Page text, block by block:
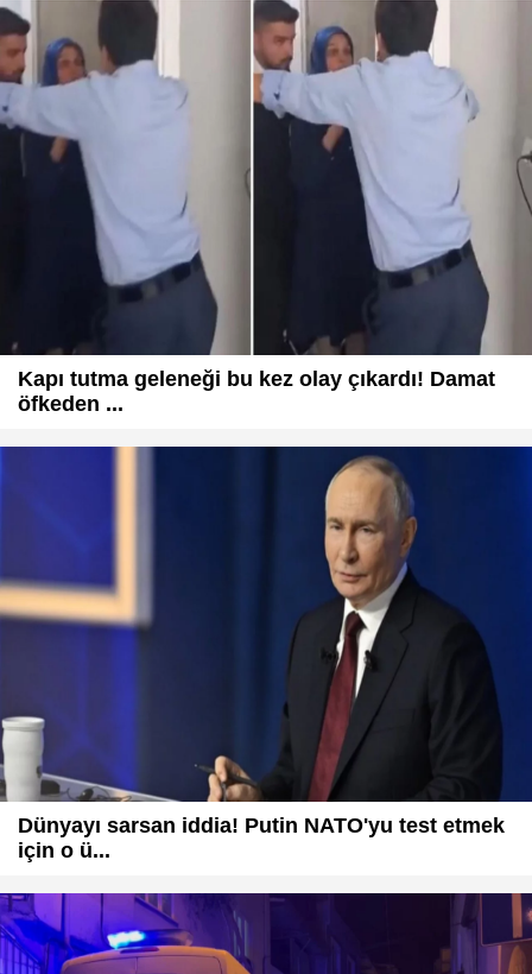
Kapı tutma geleneği bu kez olay çıkardı! Damat
öfkeden ...
Dünyayı sarsan iddia! Putin NATO'yu test etmek
için o ü...